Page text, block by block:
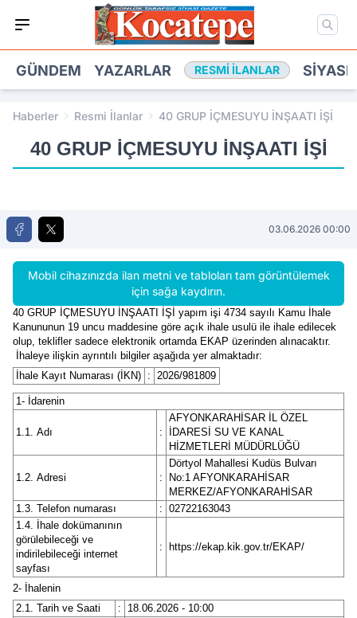
GÜNDEM YAZARLAR RESMI İLANLAR
Haberler Resmi İlanlar 40 GRUP İÇMESUYU İNŞAATI İŞİ
40 GRUP İÇMESUYU İNŞAATI İŞİ
03.06.2026 00:00
Mobil cihazınızda ilan metni ve tabloları tam görüntülemek
için sağa kaydırın.
40 GRUP İÇMESUYU İNŞAATI İŞİ yapım işi 4734 sayılı Kamu İhale
Kanununun 19 uncu maddesine göre açık ihale usulü ile ihale edilecek
olup, teklifler sadece elektronik ortamda EKAP üzerinden alınacaktır.
İhaleye ilişkin ayrıntılı bilgiler aşağıda yer almaktadır:
İhale Kayıt Numarası (İKN) : 2026/981809
1- İdarenin
1.1. Adı :
AFYONKARAHİSAR İL ÖZEL
İDARESİ SU VE KANAL
HİZMETLERİ MÜDÜRLÜĞÜ
1.2. Adresi :
Dörtyol Mahallesi Kudüs Bulvarı
No:1 AFYONKARAHİSAR
MERKEZ/AFYONKARAHİSAR
1.3. Telefon numarası
:
02722163043
1.4. İhale dokümanının
görülebileceği ve
indirilebileceği internet
sayfası
: https://ekap.kik.gov.tr/EKAP/
2- İhalenin
2.1. Tarih ve Saati
:
18.06.2026 - 10:00